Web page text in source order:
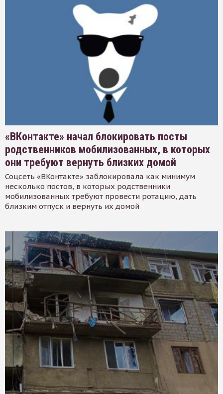
«ВКонтакте» начал блокировать посты
родственников мобилизованных, в которых
они требуют вернуть близких домой
Соцсеть «ВКонтакте» заблокировала как минимум
несколько постов, в которых родственники
мобилизованных требуют провести ротацию, дать
близким отпуск и вернуть их домой